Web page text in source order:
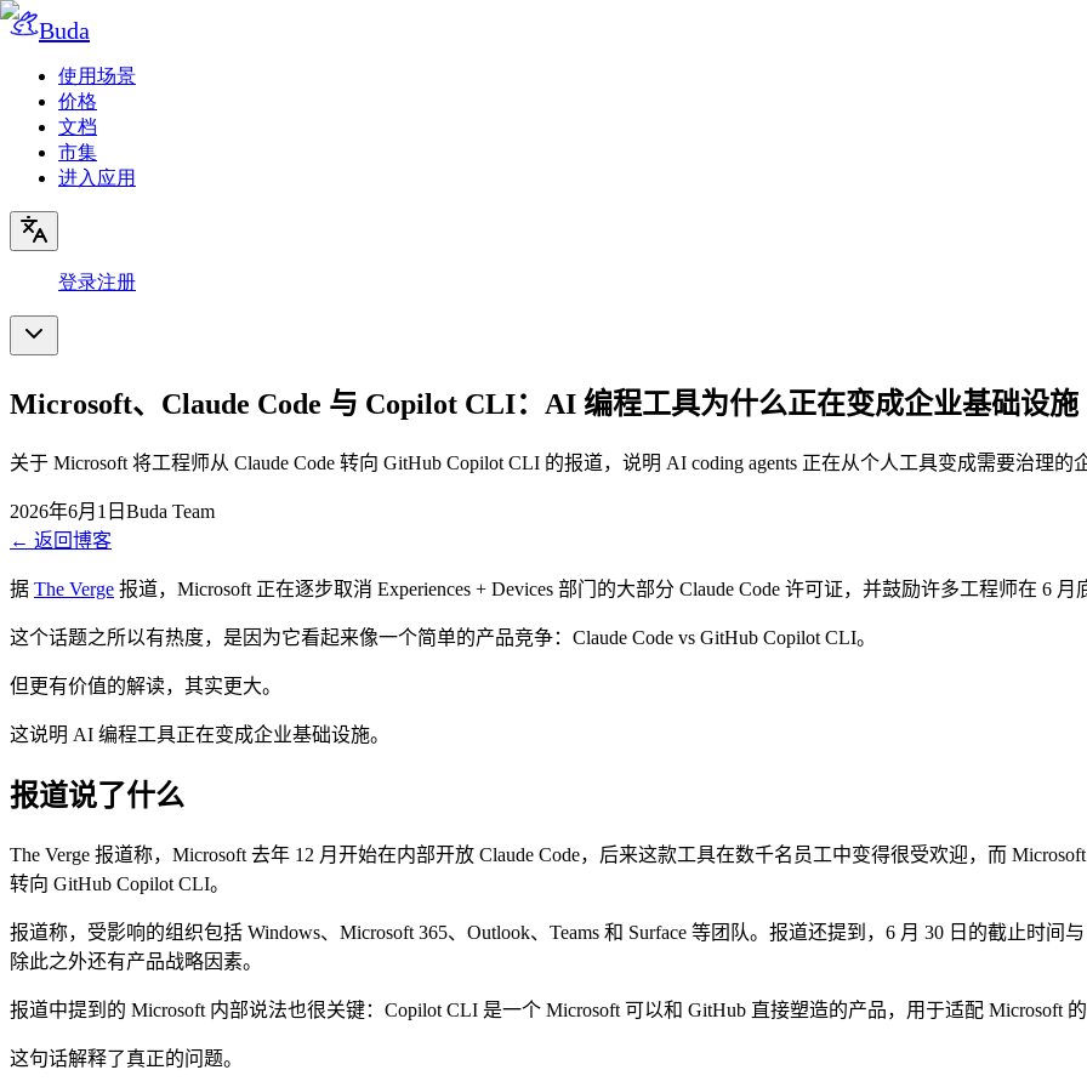
Buda
使用场景
价格
文档
市集
进入应用
登录注册
Microsoft、Claude Code 与 Copilot CLI：AI 编程工具为什么正在变成企业基础设施
关于 Microsoft 将工程师从 Claude Code 转向 GitHub Copilot CLI 的报道，说明 AI coding agents 正在从个人工具变成需要治理的
2026年6月1日 Buda Team
← 返回博客
据 The Verge 报道，Microsoft 正在逐步取消 Experiences + Devices 部门的大部分 Claude Code 许可证，并鼓励许多工程师在 6 月
这个话题之所以有热度，是因为它看起来像一个简单的产品竞争：Claude Code vs GitHub Copilot CLI。
但更有价值的解读，其实更大。
这说明 AI 编程工具正在变成企业基础设施。
报道说了什么
The Verge 报道称，Microsoft 去年 12 月开始在内部开放 Claude Code，后来这款工具在数千名员工中变得很受欢迎，而
转向 GitHub Copilot CLI。
报道称，受影响的组织包括 Windows、Microsoft 365、Outlook、Teams 和 Surface 等团队。报道还提到，6 月 30 日的截止时间
除此之外还有产品战略因素。
报道中提到的 Microsoft 内部说法也很关键：Copilot CLI 是一个 Microsoft 可以和 GitHub 直接塑造的产品，用于适配 Microsoft
这句话解释了真正的问题。